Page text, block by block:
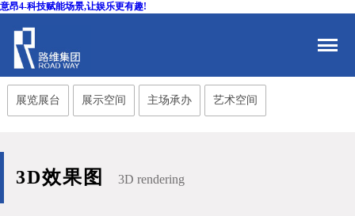
意昂4-科技赋能场景,让娱乐更有趣!
展览展台 展示空间 主场承办 艺术空间
3D效果图 3D rendering